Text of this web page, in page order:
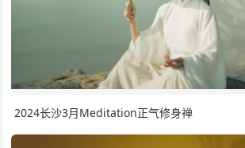
2024长沙3月Meditation正气修身禅